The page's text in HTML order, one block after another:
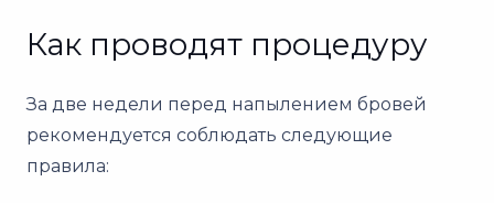
Как проводят процедуру
За две недели перед напылением бровей
рекомендуется соблюдать следующие
правила: